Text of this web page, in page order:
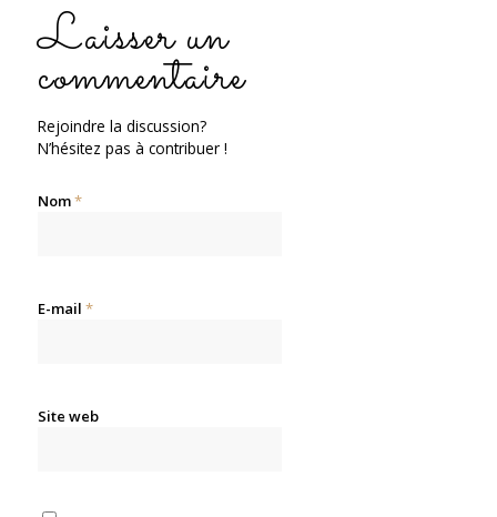
Laisser un
commentaire
Rejoindre la discussion?
N’hésitez pas à contribuer !
Nom*
E-mail *
Site web